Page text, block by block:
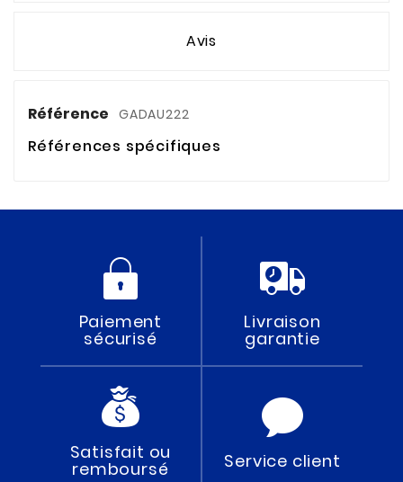
Avis
Référence GADAU222
Références spécifiques
Paiement
sécurisé
Livraison
garantie
Satisfait ou
remboursé Service client